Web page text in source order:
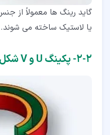
گاید رینگ ها معمولاً از
یا لاستیک ساخته می شوند.
۲‏-‏۲‏- پکینگ U و V شکل (U & V Shaped Seal)